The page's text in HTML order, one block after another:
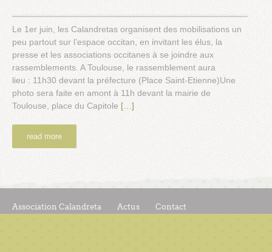
Le 1er juin, les Calandretas organisent des mobilisations un
peu partout sur l’espace occitan, en invitant les élus, la
presse et les associations occitanes à se joindre aux
rassemblements. A Toulouse, le rassemblement aura
lieu : 11h30 devant la préfecture (Place Saint-Etienne)Une
photo sera faite en amont à 11h devant la mairie de
Toulouse, place du Capitole […]
read more
Association Calandreta Actus Contact